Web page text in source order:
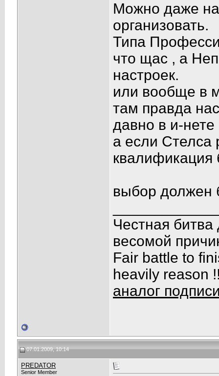
Можно даже
организовать.
Типа
что щас , а
настроек.
или вообще в
там правда
давно в и-нете
а если Стелса
выбор должен
Честная
весомой
Fair battle to
heavily reason
аналог
07.01.2009, 10:14
PREDATOR
Senior Member